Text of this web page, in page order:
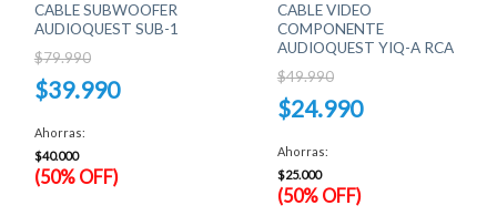
CABLE SUBWOOFER
AUDIOQUEST SUB-1
$79.990
El
precio
original
$79.990.
$39.990
precio
actual
es:
$39.990.
Ahorras:
$40.000
(50% OFF)
CABLE VIDEO
COMPONENTE
AUDIOQUEST YIQ-A RCA
$49.990
El
precio
original
$49.990.
$24.990
precio
actual
es:
$24.990.
Ahorras:
$25.000
(50% OFF)